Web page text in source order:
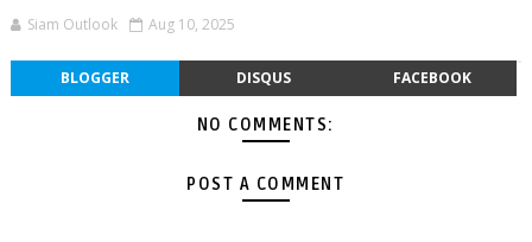
Siam Outlook Aug 10, 2025
BLOGGER DISQUS FACEBOOK
NO COMMENTS:
POST A COMMENT